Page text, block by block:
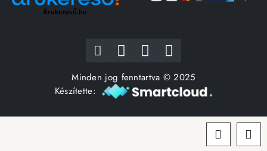
Árukereső.hu
Minden jog fenntartva © 2025
Készítette: